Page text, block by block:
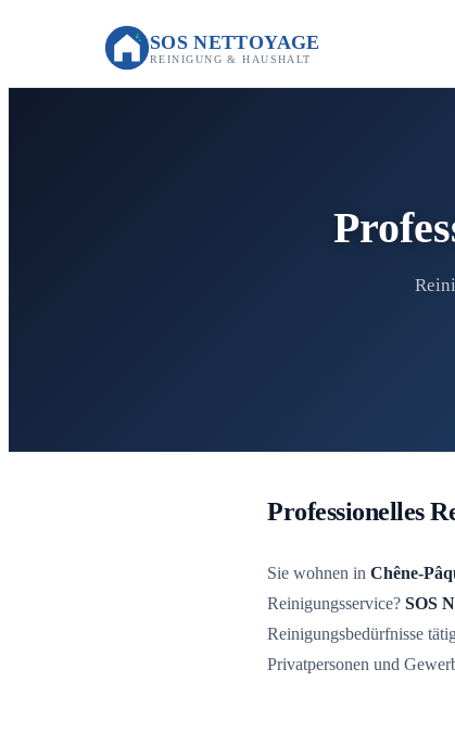
SOS NETTOYAGE
REINIGUNG & HAUSHALT
Professionelles
Sie wohnen in Chêne-
Reinigungsservice? SOS
Reinigungsbedürfnisse
Privatpersonen und